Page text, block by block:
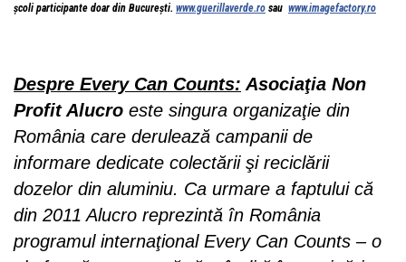
şcoli participante doar din Bucureşti. www.guerillaverde.ro sau www.imagefactory.ro
Despre Every Can Counts: Asociaţia Non
Profit Alucro este singura organizaţie din
România care derulează campanii de
informare dedicate colectării şi reciclării
dozelor din aluminiu. Ca urmare a faptului că
din 2011 Alucro reprezintă în România
programul internaţional Every Can Counts – o